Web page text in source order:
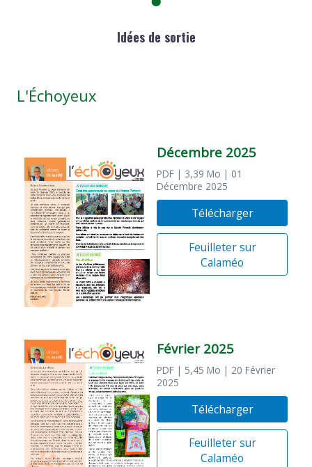
Idées de sortie
L'Échoyeux
Décembre 2025
PDF | 3,39 Mo | 01
Décembre 2025
Télécharger
Feuilleter sur
Calaméo
Février 2025
PDF | 5,45 Mo | 20 Février
2025
Télécharger
Feuilleter sur
Calaméo